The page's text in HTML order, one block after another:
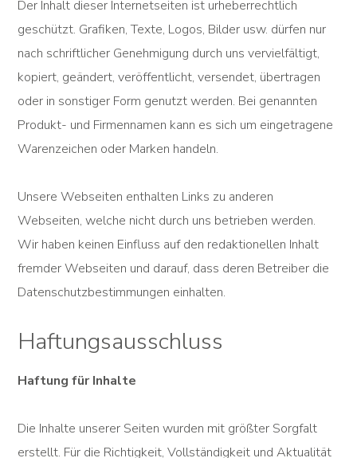
Der Inhalt dieser Internetseiten ist urheberrechtlich
geschützt. Grafiken, Texte, Logos, Bilder usw. dürfen nur
nach schriftlicher Genehmigung durch uns vervielfältigt,
kopiert, geändert, veröffentlicht, versendet, übertragen
oder in sonstiger Form genutzt werden. Bei genannten
Produkt- und Firmennamen kann es sich um eingetragene
Warenzeichen oder Marken handeln.
Unsere Webseiten enthalten Links zu anderen
Webseiten, welche nicht durch uns betrieben werden.
Wir haben keinen Einfluss auf den redaktionellen Inhalt
fremder Webseiten und darauf, dass deren Betreiber die
Datenschutzbestimmungen einhalten.
Haftungsausschluss
Haftung für Inhalte
Die Inhalte unserer Seiten wurden mit größter Sorgfalt
erstellt. Für die Richtigkeit, Vollständigkeit und Aktualität